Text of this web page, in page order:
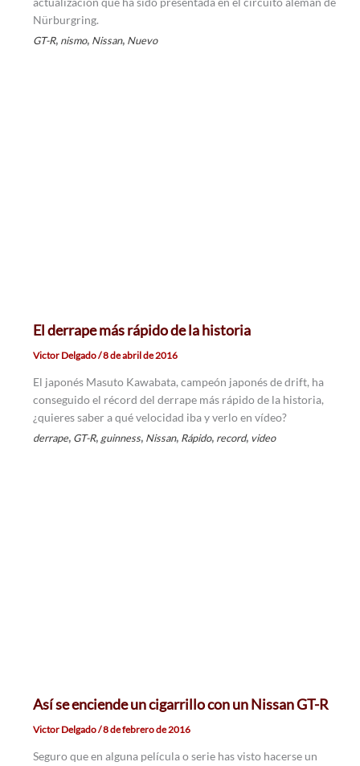
Nürburgring.
GT-R, nismo, Nissan, Nuevo
El derrape más rápido de la historia
Victor Delgado/8 de abril de 2016
El japonés Masuto Kawabata, campeón japonés de drift, ha
conseguido el récord del derrape más rápido de la historia,
¿quieres saber a qué velocidad iba y verlo en vídeo?
derrape, GT-R, guinness, Nissan, Rápido, record, video
Así se enciende un cigarrillo con un Nissan GT-R
Victor Delgado/8 de febrero de 2016
Seguro que en alguna película o serie has visto hacerse un